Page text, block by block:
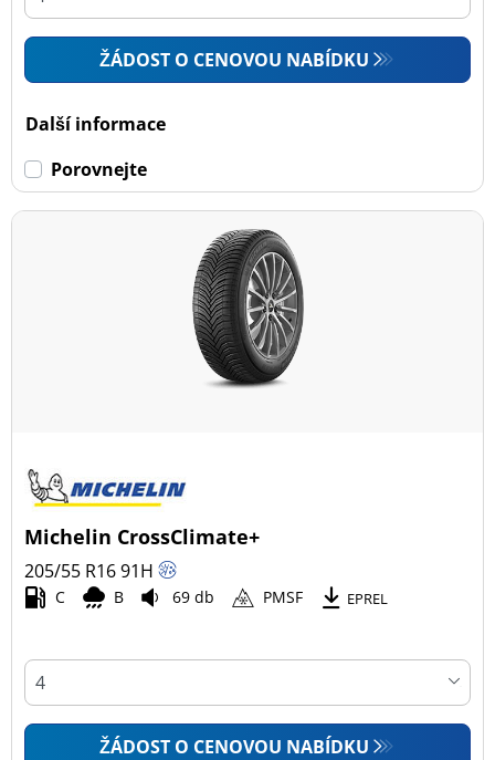
ŽÁDOST O CENOVOU NABÍDKU
Další informace
Porovnejte
Michelin CrossClimate+
205/55 R1691H
C B 69 db PMSF EPREL
ŽÁDOST O CENOVOU NABÍDKU